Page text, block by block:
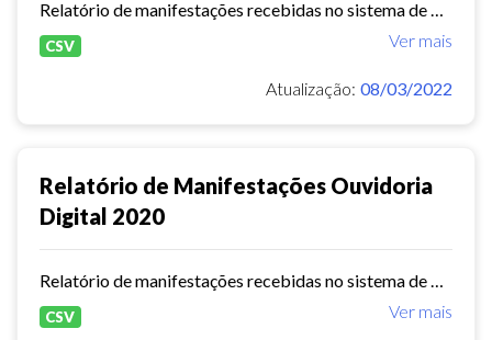
Ver mais
CSV
Atualização: 08/03/2022
Relatório de Manifestações Ouvidoria
Digital 2020
Ver mais
CSV